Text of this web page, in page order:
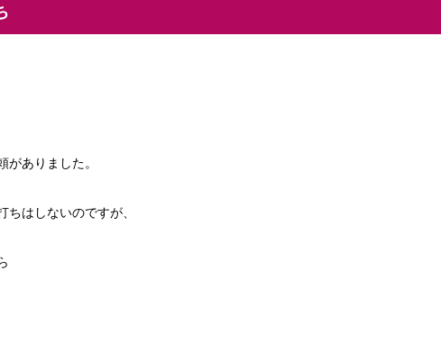
ありました。
はしないのですが、